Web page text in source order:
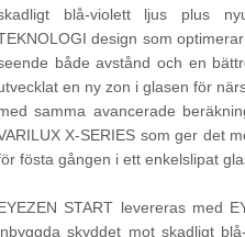
blå-violett ljus plus
design som
både avstånd och en
en ny zon i glasen för
samma avancerade
X-SERIES som ger det
fösta gången i ett enkelslipat
START levereras med
skyddet mot skadligt